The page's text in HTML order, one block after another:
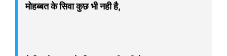
मोहब्बत के सिवा कुछ भी नही है,